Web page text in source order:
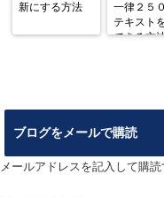
新にする方法
一律２５
テキスト
できる方
ブログをメールで購読
メールアドレスを記入して購